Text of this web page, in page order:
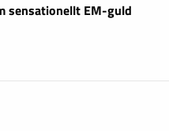
sensationellt EM-guld